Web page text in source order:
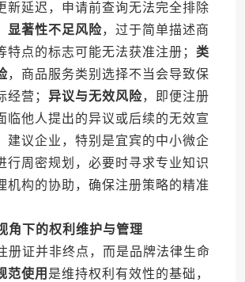
新延迟，申请前查询无法完全排除
显著性不足风险，过于简单描述商
特点的标志可能无法获准注册； 类
，商品服务类别选择不当会导致保
经营； 异议与无效风险，即便注册
临他人提出的异议或后续的无效宣
建议企业，特别是宜宾的中小微企
行周密规划，必要时寻求专业知识
机构的协助，确保注册策略的精准
角下的权利维护与管理
证并非终点，而是品牌法律生命
范使用 是维持权利有效性的基础，